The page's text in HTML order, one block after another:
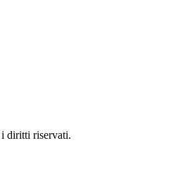
diritti riservati.